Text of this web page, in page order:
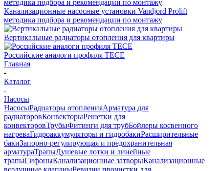
Канализационные насосные установки Vandjord Prolift
методика подбора и рекомендации по монтажу
Вертикальные радиаторы отопления для квартиры
Российские аналоги профиля TECE
Главная
-
Каталог
-
Насосы
НасосыРадиаторы отопленияАрматура для
радиаторовКонвекторыРешетки для
конвекторовТрубыФитинги для трубБойлеры косвенного
нагреваГидроаккумуляторы и гидробакиРасширительные
бакиЗапорно-регулирующая и предохранительная
арматураТрапыДушевые лотки и линейные
трапыСифоныКанализационные затворыКанализационные
воздушные клапаныРевизии прочистки для